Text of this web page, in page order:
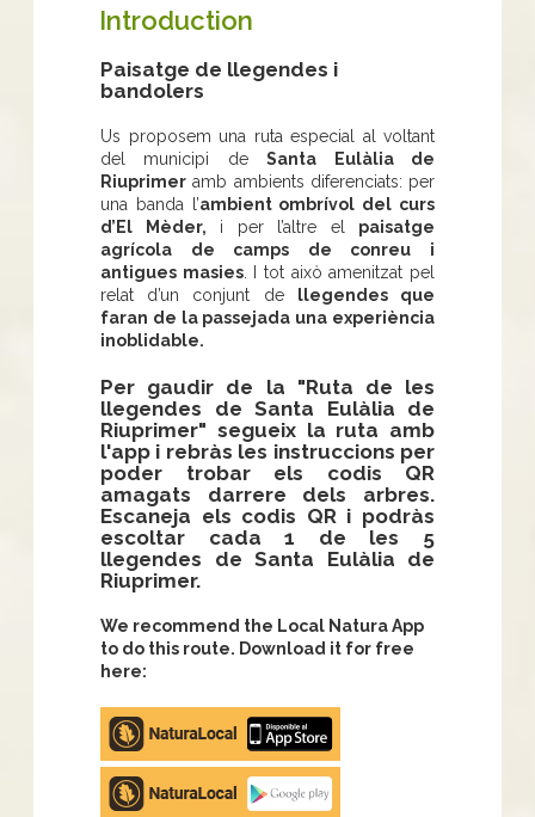
Introduction
Paisatge de llegendes i
bandolers
Us proposem una ruta especial al voltant
del municipi deSanta Eulàlia de
Riuprimer amb ambients diferenciats: per
una banda l’ambient ombrívol del curs
d’El Mèder, i per l’altre el paisatge
agrícola de camps de conreu i
antigues masies. I tot això amenitzat pel
relat d’un conjunt de llegendes que
faran de la passejada una experiència
inoblidable.
Per gaudir de la "Ruta de les
llegendes de Santa Eulàlia de
Riuprimer" segueix la ruta amb
l'app i rebràs les instruccions per
poder trobar els codis QR
amagats darrere dels arbres.
Escaneja els codis QR i podràs
escoltar cada 1 de les 5
llegendes de Santa Eulàlia de
Riuprimer.
We recommend the Local Natura App
to do this route. Download it for free
here:
Apple
store
Google
Play